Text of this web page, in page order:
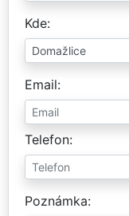
Kde
Email
Telefon
Poznámka